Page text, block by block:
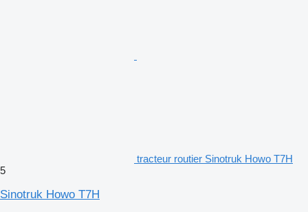
tracteur routier Sinotruk Howo T7H
5
Sinotruk Howo T7H